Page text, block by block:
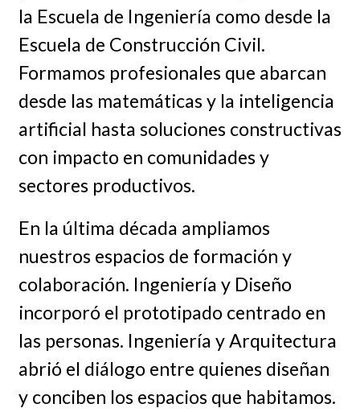
la Escuela de Ingeniería como desde la
Escuela de Construcción Civil.
Formamos profesionales que abarcan
desde las matemáticas y la inteligencia
artificial hasta soluciones constructivas
con impacto en comunidades y
sectores productivos.
En la última década ampliamos
nuestros espacios de formación y
colaboración. Ingeniería y Diseño
incorporó el prototipado centrado en
las personas. Ingeniería y Arquitectura
abrió el diálogo entre quienes diseñan
y conciben los espacios que habitamos.